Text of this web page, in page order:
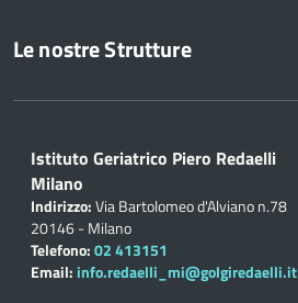
Le nostre Strutture
Istituto Geriatrico Piero Redaelli
Milano
Indirizzo:Via Bartolomeo d'Alviano n.78
20146 - Milano
Telefono:02 413151
Email: info.redaelli_mi@golgiredaelli.it